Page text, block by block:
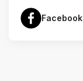
Facebook